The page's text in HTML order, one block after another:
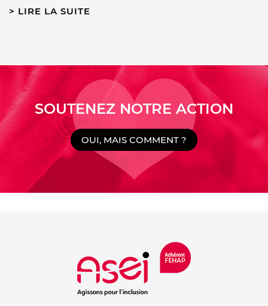
LIRE LA SUITE
SOUTENEZ NOTRE ACTION
OUI, MAIS COMMENT ?